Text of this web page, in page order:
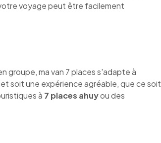
voyage peut être facilement
groupe, ma van 7 places s'adapte à
soit une expérience agréable, que ce soit
à 7 places ahuyou des